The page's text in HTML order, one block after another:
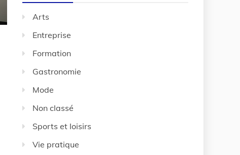
Arts
Entreprise
Formation
Gastronomie
Mode
Non classé
Sports et loisirs
Vie pratique